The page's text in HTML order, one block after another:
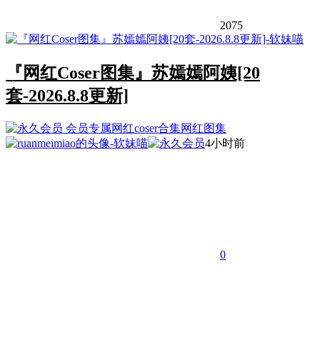
2075
『网红Coser图集』苏嫣嫣阿姨[20
套-2026.8.8更新]
会员专属网红coser合集网红图集
4小时前
0